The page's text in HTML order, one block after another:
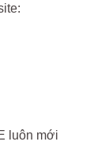
luôn mới